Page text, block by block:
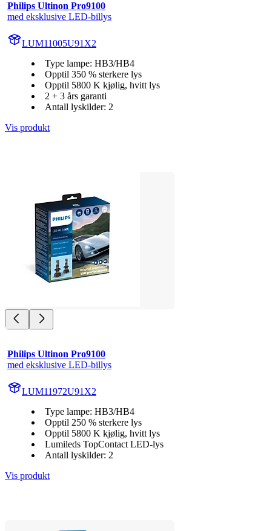
Philips Ultinon Pro9100
med eksklusive LED-billys
LUM11005U91X2
Type lampe: HB3/HB4
Opptil 350 % sterkere lys
Opptil 5800 K kjølig, hvitt lys
2 + 3 års garanti
Antall lyskilder: 2
Vis produkt
Philips Ultinon Pro9100
med eksklusive LED-billys
LUM11972U91X2
Type lampe: HB3/HB4
Opptil 250 % sterkere lys
Opptil 5800 K kjølig, hvitt lys
Lumileds TopContact LED-lys
Antall lyskilder: 2
Vis produkt